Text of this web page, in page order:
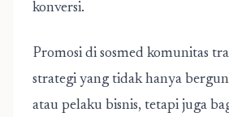
konversi.
Promosi di sosmed komunitas
strategi yang tidak hanya
atau pelaku bisnis, tetapi juga